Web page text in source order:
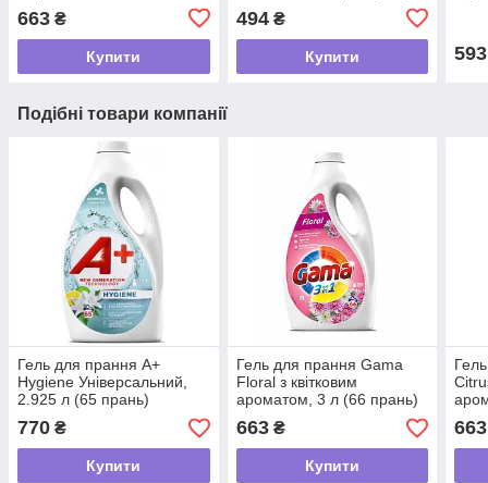
663 ₴
Купити
494₴
Купити 593
Подібні товари компанії
Гель для прання A+
Hygiene Універсальний,
2.925 л (65 прань)
770 ₴
Купити
Гель для прання Gama
Floral з квітковим
ароматом, 3 л (66 прань)
663₴
Купити
663